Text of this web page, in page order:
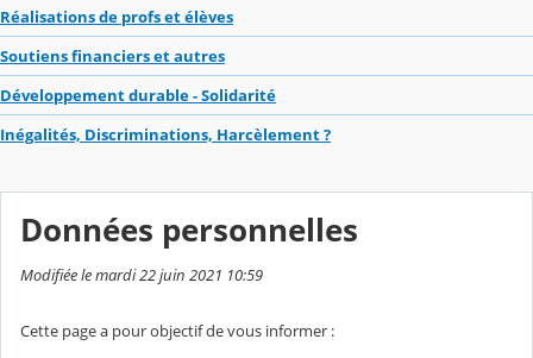
Réalisations de profs et élèves
Soutiens financiers et autres
Développement durable - Solidarité
Inégalités, Discriminations, Harcèlement ?
Données personnelles
Modifiée le mardi 22 juin 2021 10:59
Cette page a pour objectif de vous informer :